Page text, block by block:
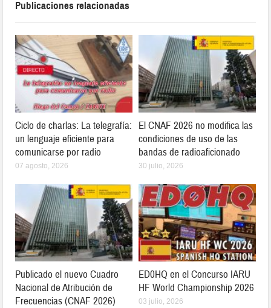
Publicaciones relacionadas
Ciclo de charlas: La telegrafía:
un lenguaje eficiente para
comunicarse por radio
07 agosto, 2026
El CNAF 2026 no modifica las
condiciones de uso de las
bandas de radioaficionado
30 julio, 2026
Publicado el nuevo Cuadro
Nacional de Atribución de
Frecuencias (CNAF 2026)
ED0HQ en el Concurso IARU
HF World Championship 2026
03 julio, 2026